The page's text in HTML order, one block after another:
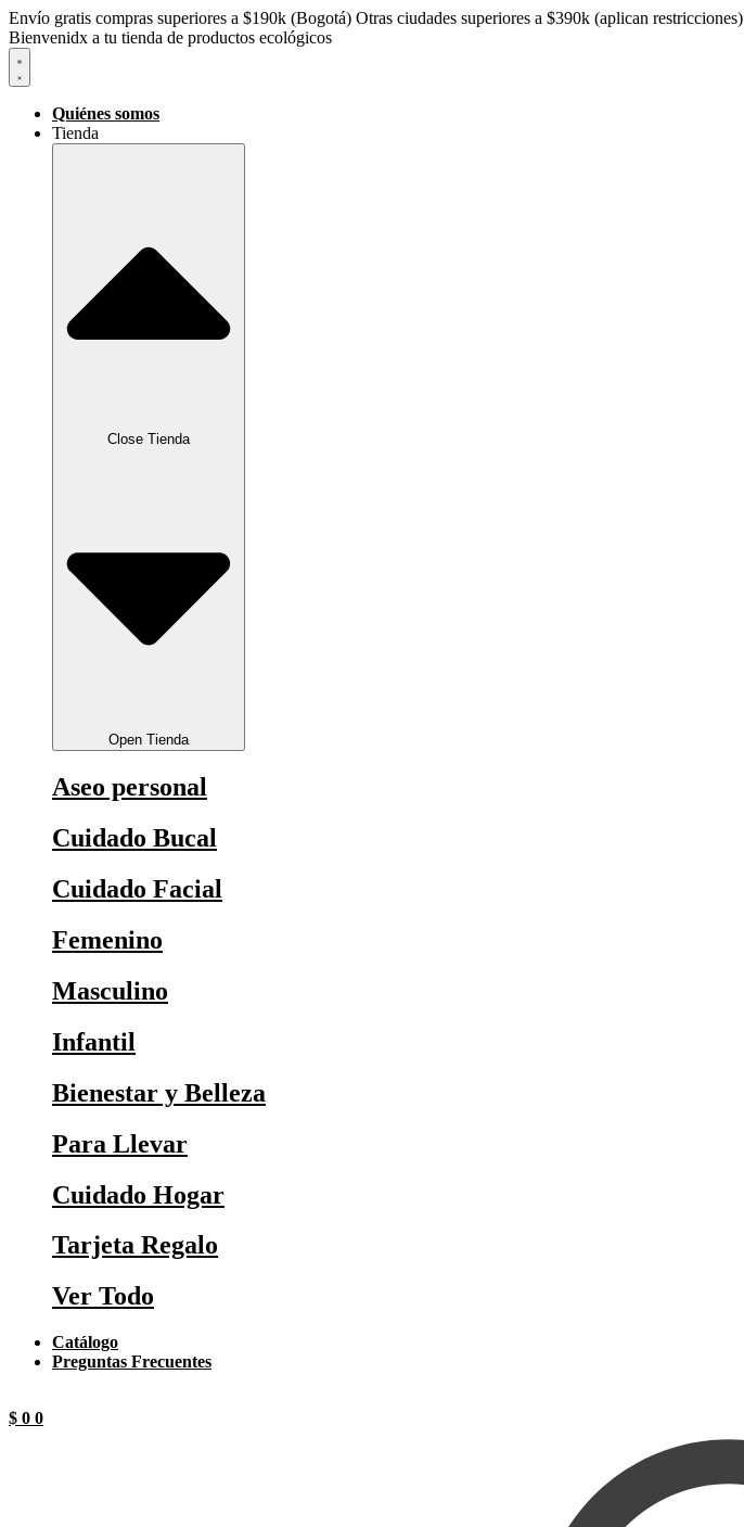
Envío gratis compras superiores a $190k (Bogotá) Otras ciudades superiores a $390k (aplican restricciones)
Bienvenidx a tu tienda de productos ecológicos
Quiénes somos
Tienda
Close Tienda
Open Tienda
Aseo personal
Cuidado Bucal
Cuidado Facial
Femenino
Masculino
Infantil
Bienestar y Belleza
Para Llevar
Cuidado Hogar
Tarjeta Regalo
Ver Todo
Catálogo
Preguntas Frecuentes
$ 0 0